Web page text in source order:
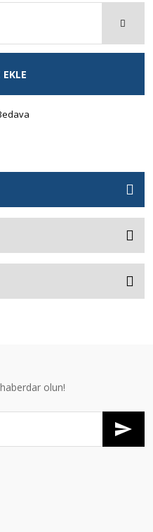
EKLE
olun!